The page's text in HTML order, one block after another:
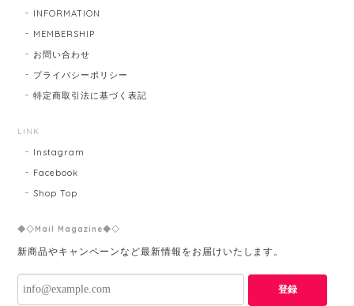
INFORMATION
MEMBERSHIP
お問い合わせ
プライバシーポリシー
特定商取引法に基づく表記
LINK
Instagram
Facebook
Shop Top
◆◇Mail Magazine◆◇
新商品やキャンペーンなど最新情報をお届けいたします。
登録